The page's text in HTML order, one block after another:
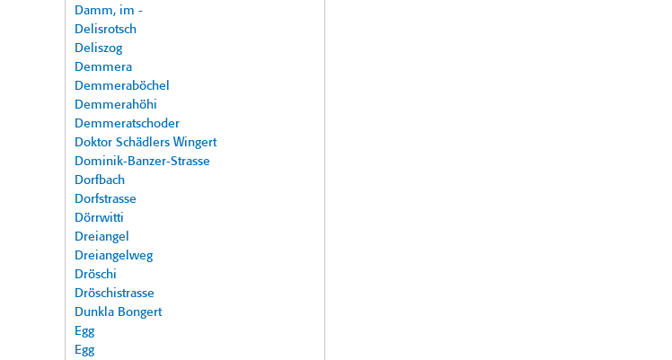
Damm, im -
Delisrotsch
Deliszog
Demmera
Demmeraböchel
Demmerahöhi
Demmeratschoder
Doktor Schädlers Wingert
Dominik-Banzer-Strasse
Dorfbach
Dorfstrasse
Dörrwitti
Dreiangel
Dreiangelweg
Dröschi
Dröschistrasse
Dunkla Bongert
Egg
Egg